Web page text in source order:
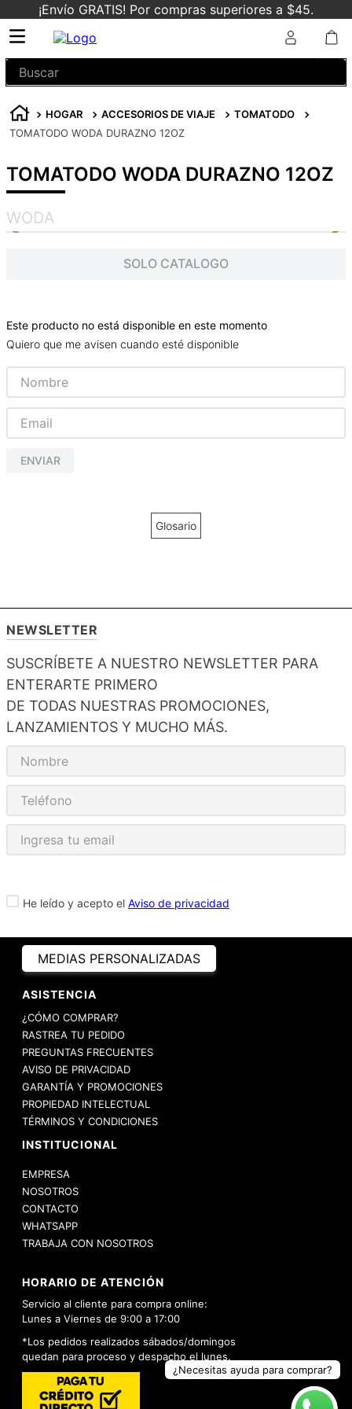
¡Envío GRATIS! Por compras superiores a $45.
Buscar
¿Necesitas ayuda para comprar?
HOGAR ACCESORIOS DE VIAJE
TOMATODO
TOMATODO WODA DURAZNO 12OZ
TOMATODO WODA DURAZNO 12OZ
WODA
SOLO CATALOGO
Este producto no está disponible en este momento
Quiero que me avisen cuando esté disponible
ENVIAR
Glosario
NEWSLETTER
SUSCRÍBETE A NUESTRO NEWSLETTER PARA
ENTERARTE PRIMERO
DE TODAS NUESTRAS PROMOCIONES,
LANZAMIENTOS Y MUCHO MÁS.
He leído y acepto el Aviso de privacidad
MEDIAS PERSONALIZADAS
ASISTENCIA
¿CÓMO COMPRAR?
RASTREA TU PEDIDO
PREGUNTAS FRECUENTES
AVISO DE PRIVACIDAD
GARANTÍA Y PROMOCIONES
PROPIEDAD INTELECTUAL
TÉRMINOS Y CONDICIONES
INSTITUCIONAL
EMPRESA
NOSOTROS
CONTACTO
WHATSAPP
TRABAJA CON NOSOTROS
HORARIO DE ATENCIÓN
Servicio al cliente para compra online:
Lunes a Viernes de 9:00 a 17:00
*Los pedidos realizados sábados/domingos
quedan para proceso y despacho el lunes.